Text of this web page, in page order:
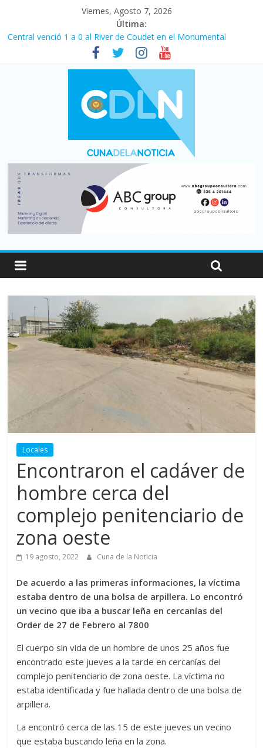
Viernes, Agosto 7, 2026
Última:
Central venció 1 a 0 al River de Coudet en el Monumental
La morosidad alcanzó su nivel más alto en dos décadas y ya
afecta a 400 mil deudores en Santa Fe
Desde que asumió Milei cerraron 41.000 kioscos: el sector
denuncia crisis como en 2001
Vacaciones de invierno con más movimiento y consumo
turístico: 4,6 millones de personas viajaron por el país, un 5,9%
Fuerte caída de la venta de autos usados en julio: bajó un 12,6%
Locales
Encontraron el cadáver de
hombre cerca del
complejo penitenciario de
zona oeste
19 agosto, 2022 Cuna de la Noticia
De acuerdo a las primeras informaciones, la víctima
estaba dentro de una bolsa de arpillera. Lo encontró
un vecino que iba a buscar leña en cercanías del
Order de 27 de Febrero al 7800
El cuerpo sin vida de un hombre de unos 25 años fue
encontrado este jueves a la tarde en cercanías del
complejo penitenciario de zona oeste. La víctima no
estaba identificada y fue hallada dentro de una bolsa de
arpillera.
La encontró cerca de las 15 de este jueves un vecino
que estaba buscando leña en la zona.